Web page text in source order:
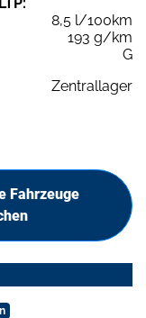
8,5 l/100km
193 g/km
G
Zentrallager
Fahrzeuge